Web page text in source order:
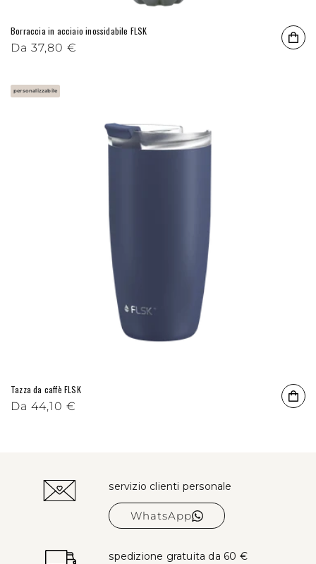
Borraccia in acciaio inossidabile FLSK
Prezzo di listino
Da 37,80 €
personalizzabile
Tazza da caffè FLSK
Prezzo di listino
Da 44,10 €
servizio clienti personale
WhatsApp
spedizione gratuita da 60 €